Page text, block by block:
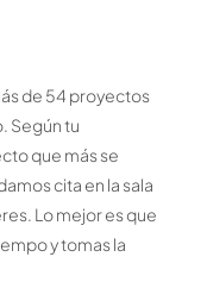
de 54 proyectos
Según tu
que más se
cita en la sala
Lo mejor es que
y tomas la